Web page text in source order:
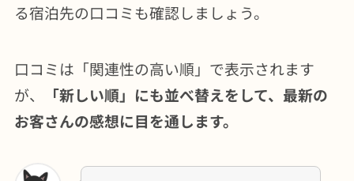
る宿泊先の口コミも確認しましょう。
口コミは「関連性の高い順」で表示されます
が、
「新しい順」にも並べ替えをして、最新の
お客さんの感想に目を通します。